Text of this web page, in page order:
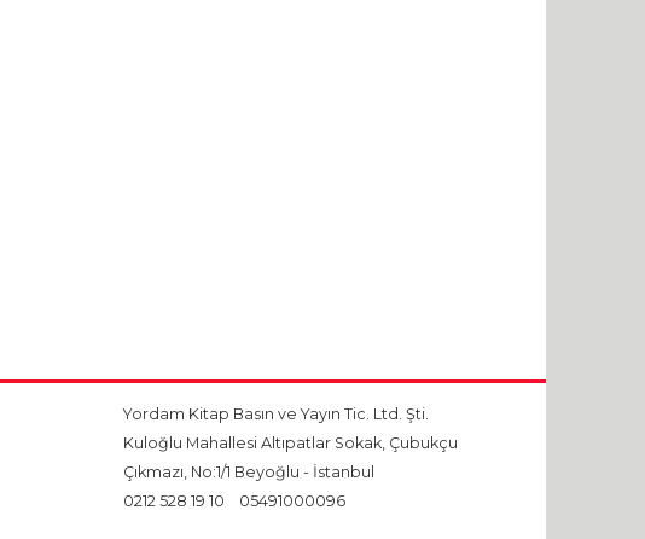
Yordam Kitap Basın ve Yayın Tic. Ltd. Şti.
Kuloğlu Mahallesi Altıpatlar Sokak, Çubukçu
Çıkmazı, No:1/1 Beyoğlu - İstanbul
0212 528 19 10
05491000096